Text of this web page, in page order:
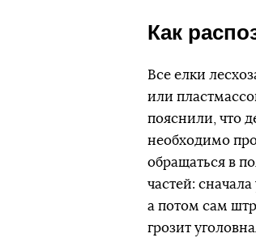
Как
Все елки
или
пояснили, что
необходимо
обращаться в
частей:
а потом сам
грозит